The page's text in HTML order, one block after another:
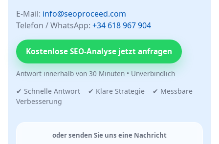
E-Mail: info@seoproceed.com
Telefon / WhatsApp: +34 618 967 904
Kostenlose SEO-Analyse jetzt anfragen
Antwort innerhalb von 30 Minuten • Unverbindlich
✔ Schnelle Antwort ✔ Klare Strategie ✔ Messbare
Verbesserung
oder senden Sie uns eine Nachricht